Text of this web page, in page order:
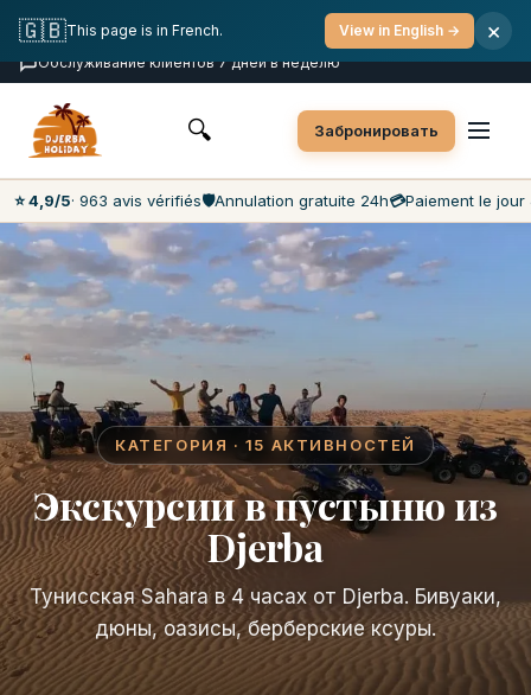
Бесплатная отмена
Оплата в день тура
Самые низкие цены на рынке
Обслуживание клиентов 7 дней в неделю
🔍 Забронировать
⭐ 4,9/5· 963 avis vérifiés🛡️Annulation gratuite 24h💳Paiement le jour
КАТЕГОРИЯ · 15 АКТИВНОСТЕЙ
Экскурсии в пустыню из
Djerba
Тунисская Sahara в 4 часах от Djerba. Бивуаки,
дюны, оазисы, берберские ксуры.
🇬🇧This page is in French. View in English → ×